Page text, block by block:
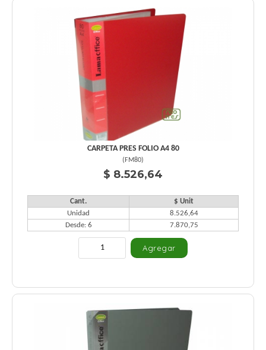
CARPETA PRES FOLIO A4 80
( FM80)
$ 8.526,64
Cant.
$ Unit
Unidad
8.526,64
Desde: 6
7.870,75